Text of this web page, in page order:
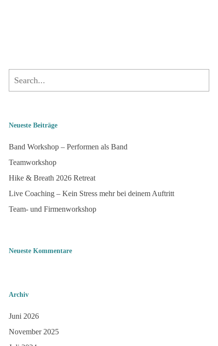
Neueste Beiträge
Band Workshop – Performen als Band
Teamworkshop
Hike & Breath 2026 Retreat
Live Coaching – Kein Stress mehr bei deinem Auftritt
Team- und Firmenworkshop
Neueste Kommentare
Archiv
Juni 2026
November 2025